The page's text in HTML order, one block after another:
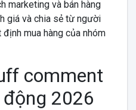
marketing và bán hàng
giá và chia sẻ từ người
mua hàng của nhóm
comment
2026